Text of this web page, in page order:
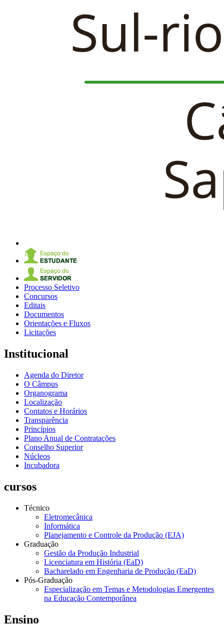
Processo Seletivo
Concursos
Editais
Documentos
Orientações e Fluxos
Licitações
Institucional
Agenda do Diretor
O Câmpus
Organograma
Localização
Contatos e Horários
Transparência
Princípios
Plano Anual de Contratações
Conselho Superior
Núcleos
Incubadora
cursos
Técnico
Eletromecânica
Informática
Planejamento e Controle da Produção (EJA)
Graduação
Gestão da Produção Industrial
Licenciatura em História (EaD)
Bacharelado em Engenharia de Produção (EaD)
Pós-Graduação
Especialização em Temas e Metodologias Emergentes
na Educação Contemporânea
Ensino